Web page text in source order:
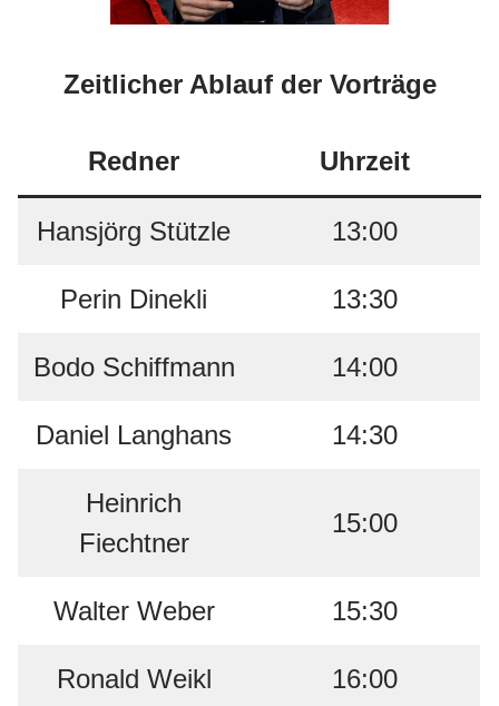
Zeitlicher Ablauf der Vorträge
Redner Uhrzeit
Hansjörg Stützle 13:00
Perin Dinekli 13:30
Bodo Schiffmann 14:00
Daniel Langhans 14:30
Heinrich
Fiechtner
15:00
Walter Weber 15:30
Ronald Weikl 16:00